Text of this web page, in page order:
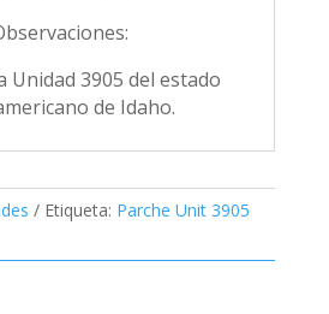
Unidad 3905 del estado
de Idaho.
Etiqueta: Parche Unit 3905